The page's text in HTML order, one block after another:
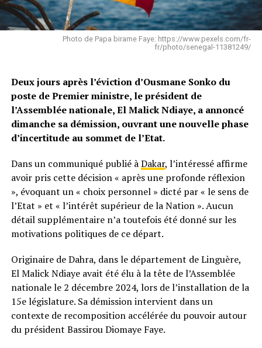
Photo de Papa birame Faye: https://www.pexels.com/fr-
fr/photo/senegal-11381249/
Deux jours après l’éviction d’Ousmane Sonko du
poste de Premier ministre, le président de
l’Assemblée nationale, El Malick Ndiaye, a annoncé
dimanche sa démission, ouvrant une nouvelle phase
d’incertitude au sommet de l’Etat.
Dans un communiqué publié àDakar, l’intéressé affirme
avoir pris cette décision « après une profonde réflexion
», évoquant un « choix personnel » dicté par « le sens de
l’Etat » et « l’intérêt supérieur de la Nation ». Aucun
détail supplémentaire n’a toutefois été donné sur les
motivations politiques de ce départ.
Originaire de Dahra, dans le département de Linguère,
El Malick Ndiaye avait été élu à la tête de l’Assemblée
nationale le 2 décembre 2024, lors de l’installation de la
15e législature. Sa démission intervient dans un
contexte de recomposition accélérée du pouvoir autour
du président Bassirou Diomaye Faye.